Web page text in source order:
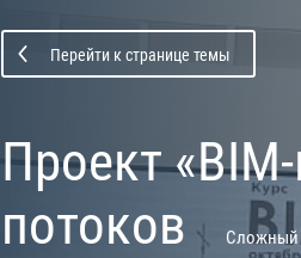
Перейти к странице темы
Проект
потоков
Сложный